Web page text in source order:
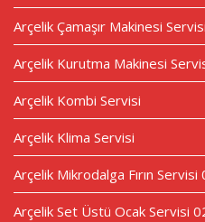
Arçelik Çamaşır Makinesi Servisi
Arçelik Kurutma Makinesi
Arçelik Kombi Servisi
Arçelik Klima Servisi
Arçelik Mikrodalga Fırın
Arçelik Set Üstü Ocak Servisi